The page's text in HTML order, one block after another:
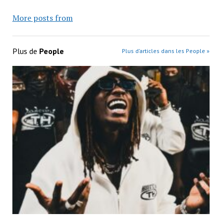
More posts from
Plus de People Plus d’articles dans les People »